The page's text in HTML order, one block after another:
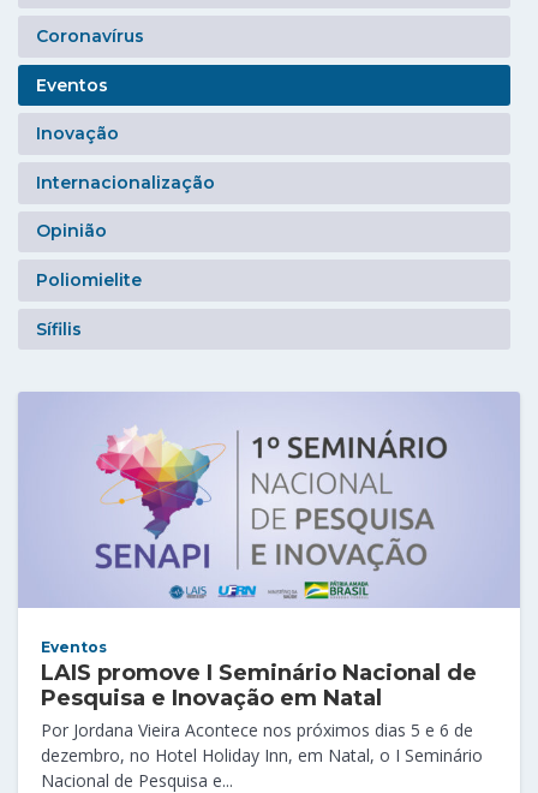
Coronavírus
Eventos
Inovação
Internacionalização
Opinião
Poliomielite
Sífilis
Eventos
LAIS promove I Seminário Nacional de
Pesquisa e Inovação em Natal
Por Jordana Vieira Acontece nos próximos dias 5 e 6 de
dezembro, no Hotel Holiday Inn, em Natal, o I Seminário
Nacional de Pesquisa e...